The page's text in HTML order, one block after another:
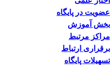
عضویت در پایگاه
بخش آموزش
مراکز مرتبط
برقراری ارتباط
تسهیلات پایگاه